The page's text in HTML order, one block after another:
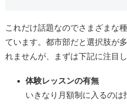
これだけ話題なのでさまざまな
ています。都市部だと選択肢が
れませんが、まずは下記に注目
体験レッスンの有無
いきなり月額制に入るのは